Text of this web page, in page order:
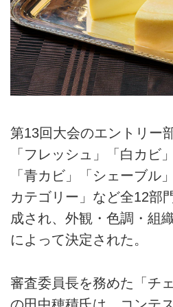
第13回大会のエントリー
「フレッシュ」「白カビ
「青カビ」「シェーブル
カテゴリー」など全12部
成され、外観・色調・組
によって決定された。
審査委員長を務めた「チ
の田中穂積氏は、コンテ